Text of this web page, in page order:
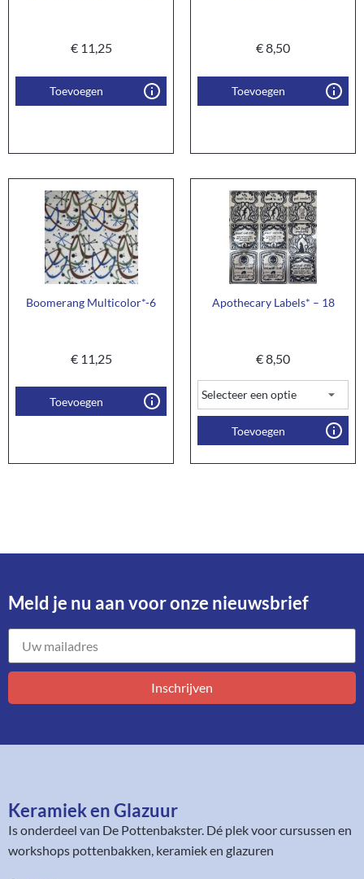
€11,25
Toevoegen
€8,50
Toevoegen
Boomerang Multicolor*-6
€11,25
Toevoegen
Apothecary Labels* – 18
€8,50
Toevoegen
Meld je nu aan voor onze nieuwsbrief​
Inschrijven
Keramiek en Glazuur​
Is onderdeel van De Pottenbakster. Dé plek voor cursussen en
workshops pottenbakken, keramiek en glazuren